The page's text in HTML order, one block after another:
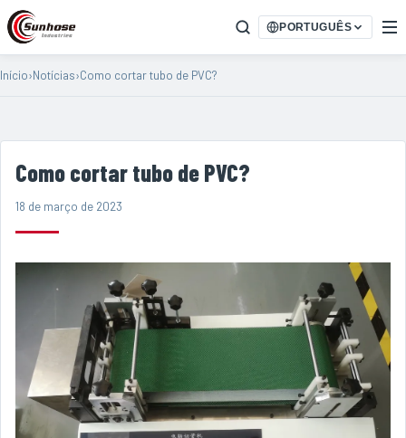
PORTUGUÊS
Início›Notícias›Como cortar tubo de PVC?
Como cortar tubo de PVC?
18 de março de 2023